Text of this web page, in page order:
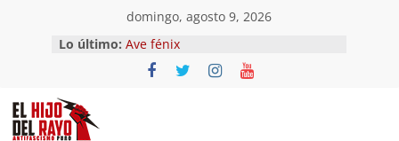
contenido
domingo, agosto 9, 2026
Lo último:
El segundo (Del II Tomo del
Pandemonium)
Ave fénix
¿Dios no existe?